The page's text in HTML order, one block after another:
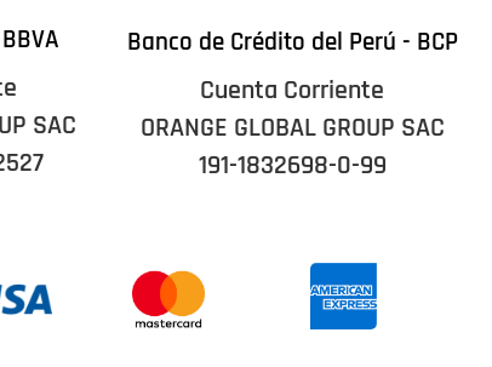
SAC
Banco de Crédito del Perú - BCP
Cuenta Corriente
ORANGE GLOBAL GROUP SAC
191-1832698-0-99